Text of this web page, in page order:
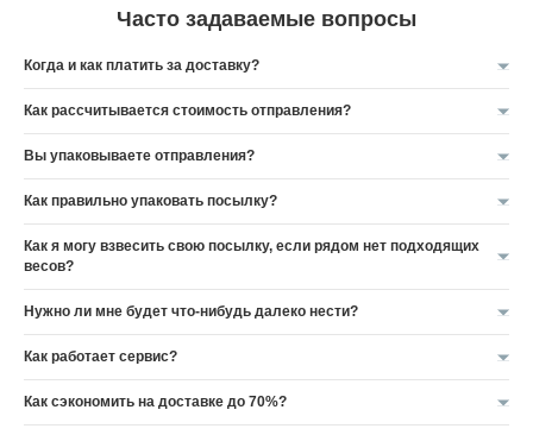
Часто задаваемые вопросы
Когда и как платить за доставку?
Как рассчитывается стоимость отправления?
Вы упаковываете отправления?
Как правильно упаковать посылку?
Как я могу взвесить свою посылку, если рядом нет подходящих
весов?
Нужно ли мне будет что-нибудь далеко нести?
Как работает сервис?
Как сэкономить на доставке до 70%?